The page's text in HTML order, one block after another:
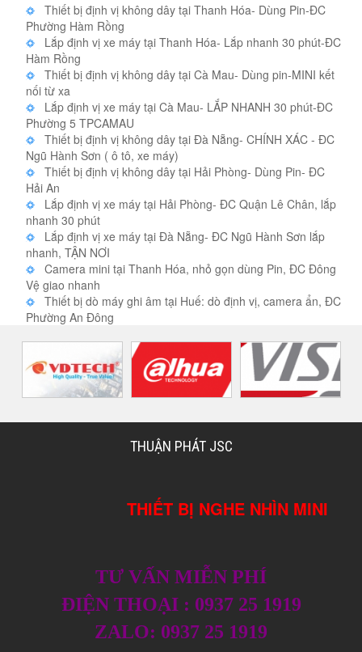
Thiết bị định vị không dây tại Thanh Hóa- Dùng Pin-ĐC
Phường Hàm Rồng
Lắp định vị xe máy tại Thanh Hóa- Lắp nhanh 30 phút-ĐC
Hàm Rồng
Thiết bị định vị không dây tại Cà Mau- Dùng pin-MINI kết
nối từ xa
Lắp định vị xe máy tại Cà Mau- LẮP NHANH 30 phút-ĐC
Phường 5 TPCAMAU
Thiết bị định vị không dây tại Đà Nẵng- CHÍNH XÁC - ĐC
Ngũ Hành Sơn ( ô tô, xe máy)
Thiết bị định vị không dây tại Hải Phòng- Dùng Pin- ĐC
Hải An
Lắp định vị xe máy tại Hải Phòng- ĐC Quận Lê Chân, lắp
nhanh 30 phút
Lắp định vị xe máy tại Đà Nẵng- ĐC Ngũ Hành Sơn lắp
nhanh, TẬN NƠI
Camera mini tại Thanh Hóa, nhỏ gọn dùng Pin, ĐC Đông
Vệ giao nhanh
Thiết bị dò máy ghi âm tại Huế: dò định vị, camera ẩn, ĐC
Phường An Đông
THUẬN PHÁT JSC
THIẾT BỊ NGHE NHÌN MINI
TƯ VẤN MIỄN PHÍ
ĐIỆN THOẠI : 0937 25 1919
ZALO: 0937 25 1919